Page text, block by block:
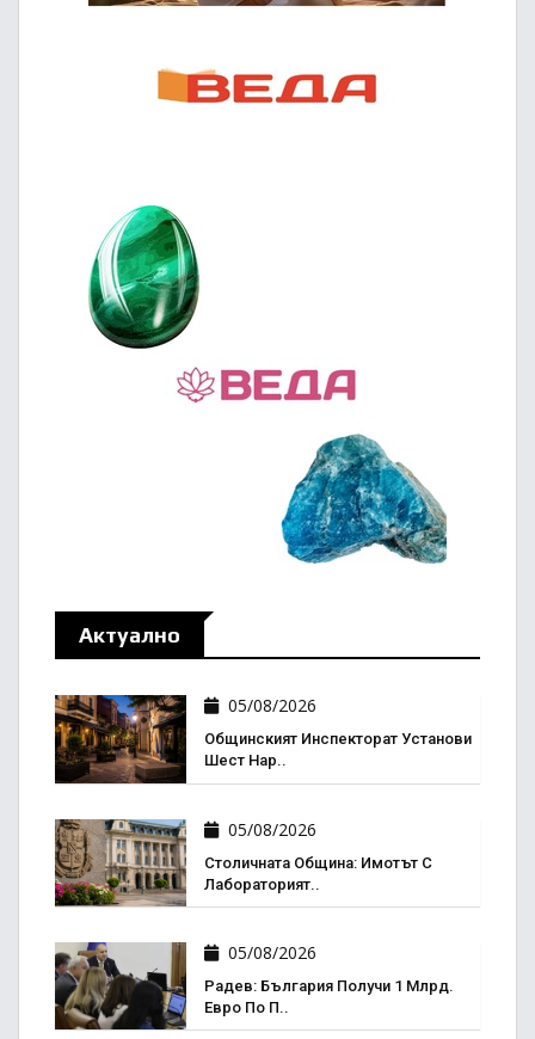
Актуално
05/08/2026
Общинският Инспекторат Установи
Шест Нар..
05/08/2026
Столичната Община: Имотът С
Лабораторият..
05/08/2026
Радев: България Получи 1 Млрд.
Евро По П..